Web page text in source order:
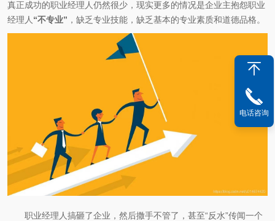
真正成功的职业经理人仍然很少，现实更多的情况是企业主抱怨职业
经理人 “不专业” ，缺乏专业技能，缺乏基本的专业素质和道德品格。
职业经理人搞砸了企业，然后撒手不管了，甚至“反水”传闻一个
电话咨询